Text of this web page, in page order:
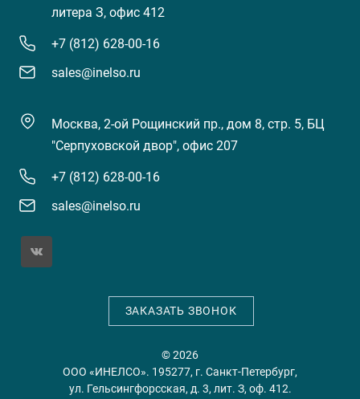
литера З, офис 412
+7 (812) 628-00-16
sales@inelso.ru
Москва, 2-ой Рощинский пр., дом 8, стр. 5, БЦ
"Серпуховской двор", офис 207
+7 (812) 628-00-16
sales@inelso.ru
ЗАКАЗАТЬ ЗВОНОК
© 2026
ООО «ИНЕЛСО». 195277, г. Санкт-Петербург,
ул. Гельсингфорсская, д. 3, лит. З, оф. 412.